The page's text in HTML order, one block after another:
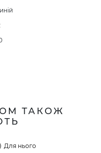
ТАКОЖ
Для нього